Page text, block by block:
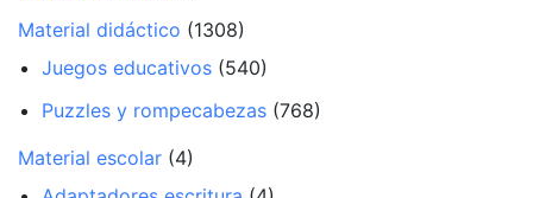
Material didáctico (1308)
Juegos educativos (540)
Puzzles y rompecabezas (768)
Material escolar (4)